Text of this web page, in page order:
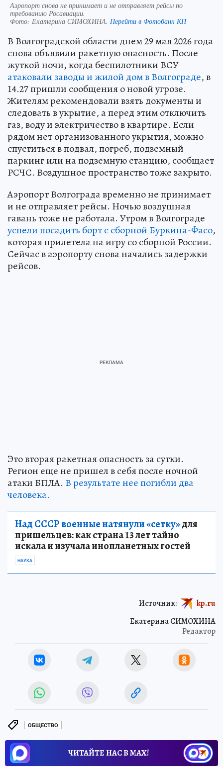
Аэропорт снова не принимает и не отправляет рейсы по
требованию Росавиации.
Фото: Екатерина СИМОХИНА. Перейти в Фотобанк КП
В Волгоградской области днем 29 мая 2026 года
снова объявили ракетную опасность. После
жуткой ночи, когда беспилотники ВСУ
атаковали заводы и жилой дом в Волгограде, в
14.27 пришли сообщения о новой угрозе.
Жителям рекомендовали взять документы и
следовать в укрытие, а перед этим отключить
газ, воду и электричество в квартире. Если
рядом нет организованного укрытия, можно
спуститься в подвал, погреб, подземный
паркинг или на подземную станцию, сообщает
РСЧС. Воздушное пространство тоже закрыто.
Аэропорт Волгограда временно не принимает
и не отправляет рейсы. Ночью воздушная
гавань тоже не работала. Утром в Волгограде
успели посадить борт с сборной Буркина-Фасо,
которая прилетела на игру со сборной России.
Сейчас в аэропорту снова начались задержки
рейсов.
Это вторая ракетная опасность за сутки.
Регион еще не пришел в себя после ночной
атаки БПЛА. В результате нее погибли два
человека.
Над СССР военные натянули «сетку»для
пришельцев: как страна 13 лет тайно
искала и изучала инопланетных гостей
НАУКА
Екатерина СИМОХИНА
Редактор
Источник: kp.ru
ОБЩЕСТВО
ЧИТАЙТЕ НАС В МАХ!